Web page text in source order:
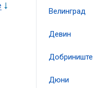
Велинград
Девин
Добриниште
Дюни